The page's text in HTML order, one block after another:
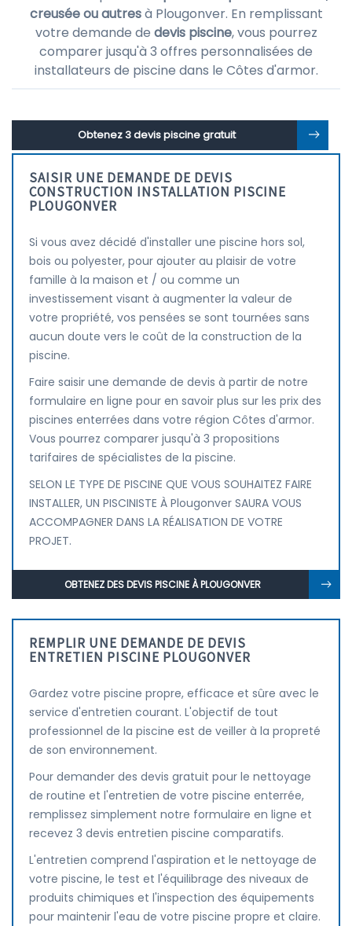
creusée ou autresà Plougonver. En remplissant
votre demande de devis piscine, vous pourrez
comparer jusqu'à 3 offres personnalisées de
installateurs de piscine dans le Côtes d'armor.
Obtenez 3 devis piscine gratuit
SAISIR UNE DEMANDE DE DEVIS
CONSTRUCTION INSTALLATION PISCINE
PLOUGONVER
Si vous avez décidé d'installer une piscine hors sol,
bois ou polyester, pour ajouter au plaisir de votre
famille à la maison et / ou comme un
investissement visant à augmenter la valeur de
votre propriété, vos pensées se sont tournées sans
aucun doute vers le coût de la construction de la
piscine.
Faire saisir une demande de devis à partir de notre
formulaire en ligne pour en savoir plus sur les prix des
piscines enterrées dans votre région Côtes d'armor.
Vous pourrez comparer jusqu'à 3 propositions
tarifaires de spécialistes de la piscine.
SELON LE TYPE DE PISCINE QUE VOUS SOUHAITEZ FAIRE
INSTALLER, UN PISCINISTE À Plougonver SAURA VOUS
ACCOMPAGNER DANS LA RÉALISATION DE VOTRE
PROJET.
OBTENEZ DES DEVIS PISCINE À PLOUGONVER
REMPLIR UNE DEMANDE DE DEVIS
ENTRETIEN PISCINE PLOUGONVER
Gardez votre piscine propre, efficace et sûre avec le
service d'entretien courant. L'objectif de tout
professionnel de la piscine est de veiller à la propreté
de son environnement.
Pour demander des devis gratuit pour le nettoyage
de routine et l'entretien de votre piscine enterrée,
remplissez simplement notre formulaire en ligne et
recevez 3 devis entretien piscine comparatifs.
L'entretien comprend l'aspiration et le nettoyage de
votre piscine, le test et l'équilibrage des niveaux de
produits chimiques et l'inspection des équipements
pour maintenir l'eau de votre piscine propre et claire.